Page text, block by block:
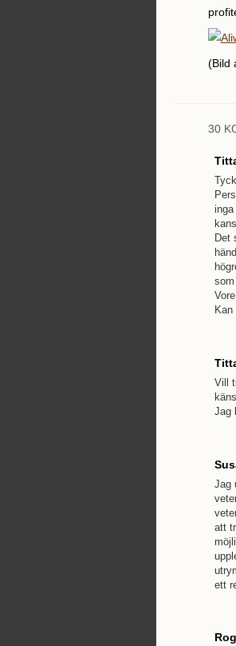
(Bild
30
Det
Vill
Jag
Jag
att
ett